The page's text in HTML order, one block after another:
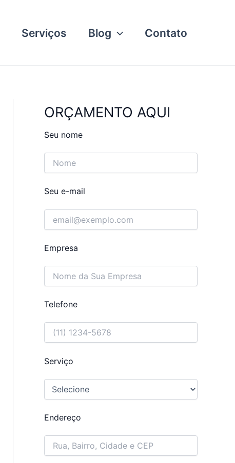
Serviços Blog Contato
ORÇAMENTO AQUI
Seu nome
Seu e-mail
Empresa
Telefone
Serviço
Endereço